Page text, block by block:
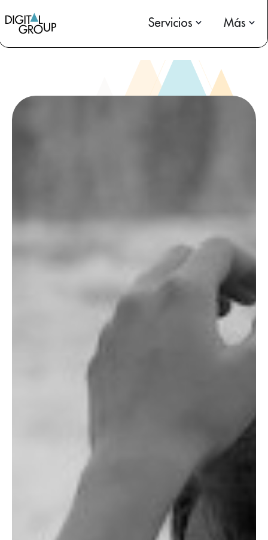
Servicios Más